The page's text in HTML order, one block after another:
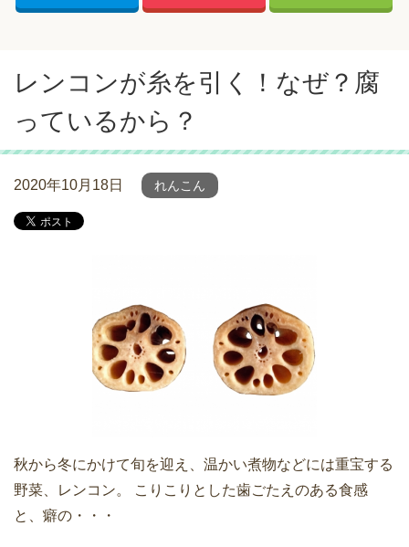
レンコンが糸を引く！なぜ？腐
っているから？
2020年10月18日 れんこん
秋から冬にかけて旬を迎え、温かい煮物などには重宝する
野菜、レンコン。 こりこりとした歯ごたえのある食感
と、癖の・・・